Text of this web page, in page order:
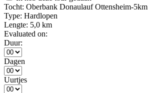
Tocht: Oberbank Donaulauf Ottensheim-5km
Type: Hardlopen
Lengte: 5,0 km
Evaluated on:
Duur:
Dagen
Uurtjes